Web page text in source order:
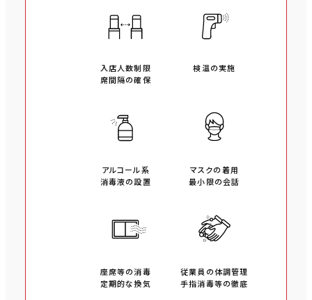
入店人数制限
席間隔の確保
検温の実施
アルコール系
消毒液の設置
マスクの着用
最小限の会話
座席等の消毒
定期的な換気
従業員の体調管理
手指消毒等の徹底